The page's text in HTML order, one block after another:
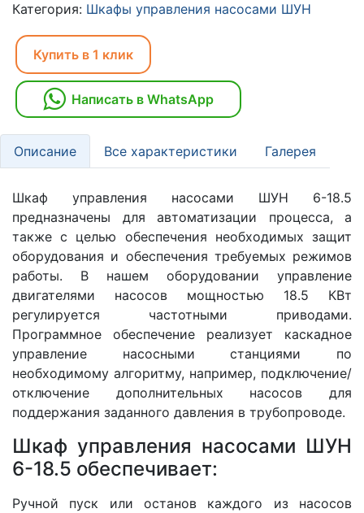
Категория: Шкафы управления насосами ШУН
Купить в 1 клик
Написать в WhatsApp
Описание Все характеристики Галерея
Шкаф управления насосами ШУН 6-18.5
предназначены для автоматизации процесса, а
также с целью обеспечения необходимых защит
оборудования и обеспечения требуемых режимов
работы. В нашем оборудовании управление
двигателями насосов мощностью 18.5 КВт
регулируется частотными приводами.
Программное обеспечение реализует каскадное
управление насосными станциями по
необходимому алгоритму, например, подключение/
отключение дополнительных насосов для
поддержания заданного давления в трубопроводе.
Шкаф управления насосами ШУН
6-18.5 обеспечивает:
Ручной пуск или останов каждого из насосов